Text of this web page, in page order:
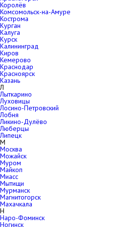
Королёв
Комсомольск-на-Амуре
Кострома
Курган
Калуга
Курск
Калининград
Киров
Кемерово
Краснодар
Красноярск
Казань
Л
Лыткарино
Луховицы
Лосино-Петровский
Лобня
Ликино-Дулёво
Люберцы
Липецк
М
Москва
Можайск
Муром
Майкоп
Миасс
Мытищи
Мурманск
Магнитогорск
Махачкала
Н
Наро-Фоминск
Ногинск